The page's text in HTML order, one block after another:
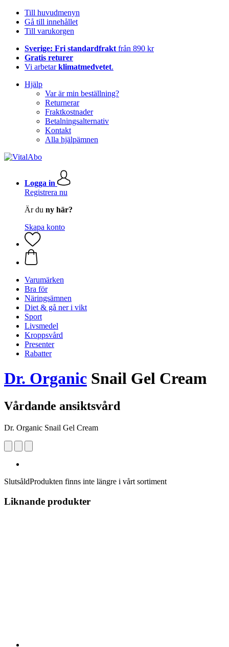
Till huvudmenyn
Gå till innehållet
Till varukorgen
Sverige: Fri standardfrakt från 890 kr
Gratis returer
Vi arbetarklimatmedvetet.
Hjälp
Var är min beställning?
Returnerar
Fraktkostnader
Betalningsalternativ
Kontakt
Alla hjälpämnen
Logga in
Registrera nu
Är du ny här?
Skapa konto
Varumärken
Bra för
Näringsämnen
Diet & gå ner i vikt
Sport
Livsmedel
Kroppsvård
Presenter
Rabatter
Dr. Organic Snail Gel Cream
Vårdande ansiktsvård
Dr. Organic Snail Gel Cream
SlutsåldProdukten finns inte längre i vårt sortiment
Liknande produkter